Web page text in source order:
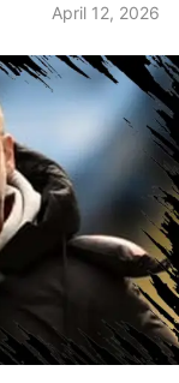
April 12, 2026